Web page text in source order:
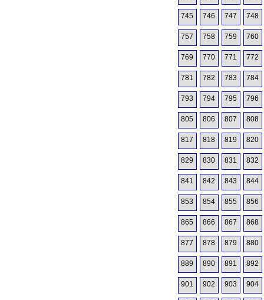
745 746 747 748
757 758 759 760
769 770 771 772
781 782 783 784
793 794 795 796
805 806 807 808
817 818 819 820
829 830 831 832
841 842 843 844
853 854 855 856
865 866 867 868
877 878 879 880
889 890 891 892
901 902 903 904